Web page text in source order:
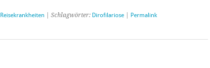
Reisekrankheiten| Schlagwörter: Dirofilariose| Permalink